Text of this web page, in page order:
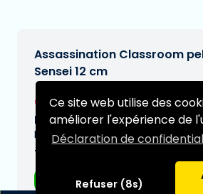
Ce site web utilise des
améliorer l'expérience de
Déclaration de
Refuser (8s)
Assassination Classroom
Sensei 12 cm
€12,95[Sous réserve de
Date de livraison prévue:
N/A
Type:
Peluche